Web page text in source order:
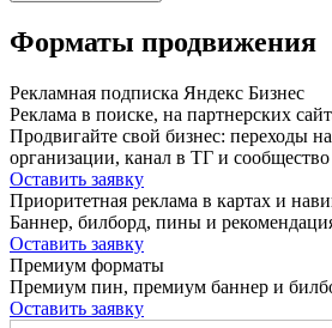
Форматы продвижения
Рекламная подписка Яндекс Бизнес
Реклама в поиске, на партнерских
Продвигайте свой бизнес: переходы
организации, канал в ТГ и
Оставить заявку
Приоритетная реклама в картах и
Баннер, билборд, пины и
Оставить заявку
Премиум форматы
Премиум пин, премиум баннер и
Оставить заявку